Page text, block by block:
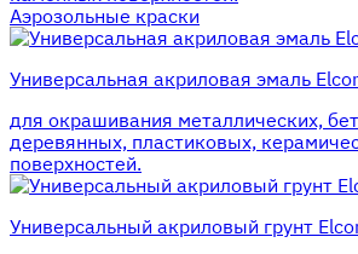
Аэрозольные краски
Универсальная акриловая эмаль
для окрашивания металлических,
деревянных, пластиковых,
поверхностей.
Универсальный акриловый грунт